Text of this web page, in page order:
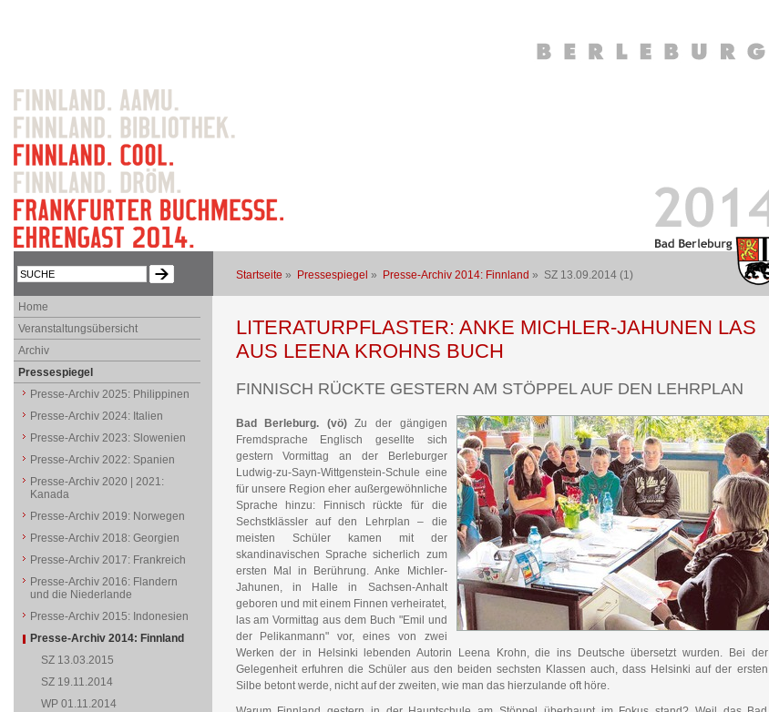
Startseite » Pressespiegel » Presse-Archiv 2014: Finnland » SZ 13.09.2014 (1)
LITERATURPFLASTER: ANKE MICHLER-JAHUNEN LAS
AUS LEENA KROHNS BUCH
FINNISCH RÜCKTE GESTERN AM STÖPPEL AUF DEN LEHRPLAN
Bad Berleburg. (vö)Zu der gängigen
Fremdsprache Englisch gesellte sich
gestern Vormittag an der Berleburger
Ludwig-zu-Sayn-Wittgenstein-Schule eine
für unsere Region eher außergewöhnliche
Sprache hinzu: Finnisch rückte für die
Sechstklässler auf den Lehrplan – die
meisten Schüler kamen mit der
skandinavischen Sprache sicherlich zum
ersten Mal in Berührung. Anke Michler-
Jahunen, in Halle in Sachsen-Anhalt
geboren und mit einem Finnen verheiratet,
las am Vormittag aus dem Buch "Emil und
der Pelikanmann" vor, eines von zwei
Werken der in Helsinki lebenden Autorin Leena Krohn, die ins Deutsche übersetzt wurden. Bei der
Gelegenheit erfuhren die Schüler aus den beiden sechsten Klassen auch, dass Helsinki auf der ersten
Silbe betont werde, nicht auf der zweiten, wie man das hierzulande oft höre.
Home
Veranstaltungsübersicht
Archiv
Pressespiegel
Presse-Archiv 2025: Philippinen
Presse-Archiv 2024: Italien
Presse-Archiv 2023: Slowenien
Presse-Archiv 2022: Spanien
Presse-Archiv 2020 | 2021:
Kanada
Presse-Archiv 2019: Norwegen
Presse-Archiv 2018: Georgien
Presse-Archiv 2017: Frankreich
Presse-Archiv 2016: Flandern
und die Niederlande
Presse-Archiv 2015: Indonesien
Presse-Archiv 2014: Finnland
SZ 13.03.2015
SZ 19.11.2014
WP 01.11.2014